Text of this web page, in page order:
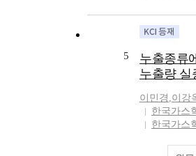
Under this
as LNG is not
Particularly,
installed to
plant
emission into
result of
메탄가스의
하다. 본 연구
가스의 혼합
는 영향을 분
을 구축하고
메탄가스 회
수공법을 적
5
누출종류
누출량 실
이민경 ,이강
한국가스
한국가스